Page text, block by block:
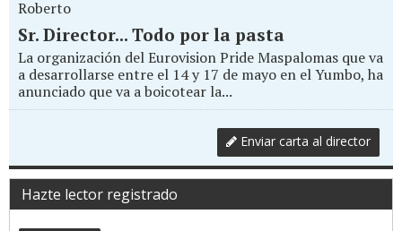
Roberto
Sr. Director... Todo por la pasta
La organización del Eurovision Pride Maspalomas que va
a desarrollarse entre el 14 y 17 de mayo en el Yumbo, ha
anunciado que va a boicotear la...
Enviar carta al director
Hazte lector registrado